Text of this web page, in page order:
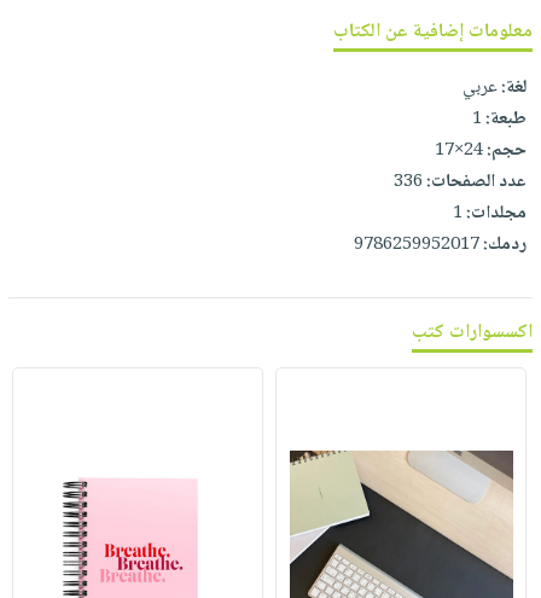
ملابس
مطرزات
حقائب
حلي
عناية
بالذات
صابون
بلا
حدود
نيل
وفرات
عن
الشركة
سياسة
الشركة
فيديوهات
يتكرر
طرحها
وفرات
انشر
كتابك
تواصل
حسابك
لائحة
الأمنيات
التسوق
نشرة
معلومات إضافية عن الكتاب
لغة:عربي
طبعة:1
حجم:24×17
عدد الصفحات:336
مجلدات:1
ردمك:9786259952017
اكسسوارات كتب